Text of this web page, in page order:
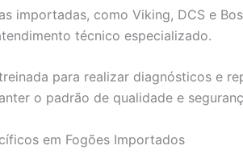
importadas, como Viking, DCS e
técnico especializado.
para realizar diagnósticos e
o padrão de qualidade e
em Fogões Importados